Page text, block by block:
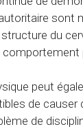
sont
du
comportement
peut
de causer
de